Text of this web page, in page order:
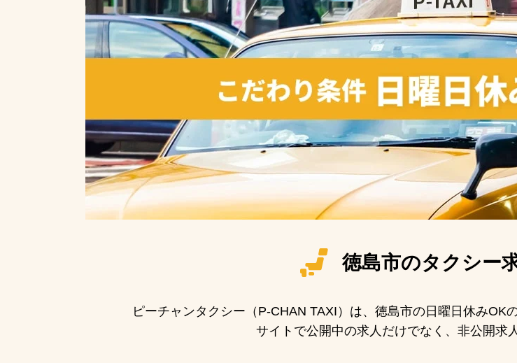
徳島市のタクシー
ピーチャンタクシー（P-CHAN TAXI）は、徳島市の日曜日休みOK
サイトで公開中の求人だけでなく、非公開求